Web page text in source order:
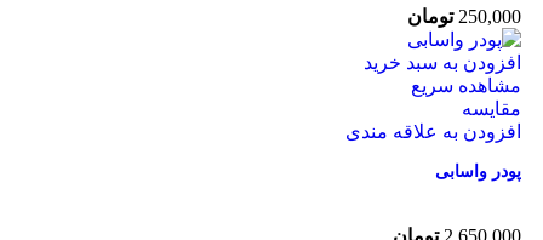
250,000 تومان
افزودن به سبد خرید
مشاهده سریع
مقایسه
افزودن به علاقه مندی
پودر واسابی